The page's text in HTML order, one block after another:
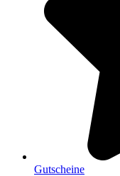
Gutscheine